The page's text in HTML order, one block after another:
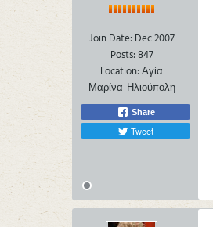
Join Date: Dec 2007
Posts:847
Location:Αγία
Μαρίνα-Ηλιούπολη
Share
Tweet